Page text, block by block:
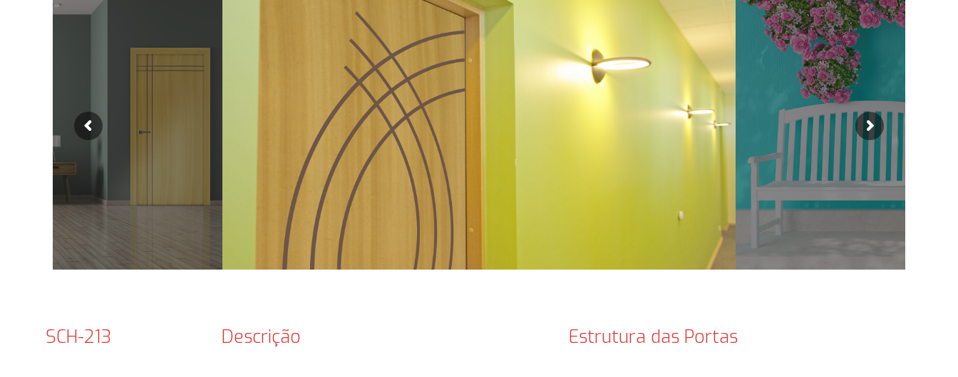
SCH-213 Descrição Estrutura das Portas